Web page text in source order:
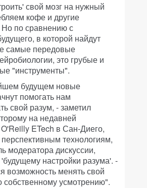
свой мозг на нужный
кофе и другие
по сравнению с
в которой найдут
самые передовые
это грубые и
"инструменты".
будущем новые
помогать нам
свой разум, - заметил
на недавней
ETech в Сан-Диего,
технологиям,
модератора дискуссии,
настройки разума'. -
возможность менять свой
собственному усмотрению".